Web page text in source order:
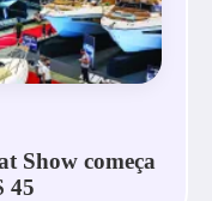
Show começa
45